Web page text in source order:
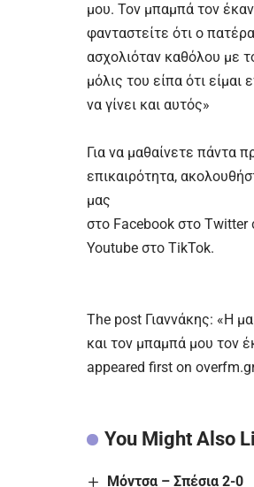
μου. Τον μπαμπά τον
φανταστείτε ότι ο
ασχολιόταν καθόλου με
μόλις του είπα ότι
να γίνει και αυτός»
Για να μαθαίνετε πάντα
επικαιρότητα,
μας
στο Facebook στο Twitter
Youtube στο TikTok.
The post Γιαννάκης: «Η
και τον μπαμπά μου τον
appeared first on overfm.gr
You Might Also
Μόντσα – Σπέσια 2-0